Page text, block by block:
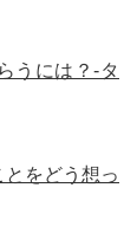
うには？-タ
をどう想っ